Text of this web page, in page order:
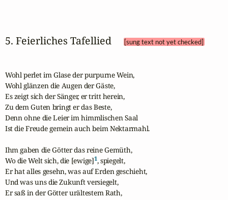
5. Feierliches Tafellied [sung text not yet checked]
Wohl perlet im Glase der purpurne Wein,
Wohl glänzen die Augen der Gäste,
Es zeigt sich der Sänger, er tritt herein,
Zu dem Guten bringt er das Beste,
Denn ohne die Leier im himmlischen Saal
Ist die Freude gemein auch beim Nektarmahl.
Ihm gaben die Götter das reine Gemüth,
Wo die Welt sich, die [ewige]1, spiegelt,
Er hat alles gesehn, was auf Erden geschieht,
Und was uns die Zukunft versiegelt,
Er saß in der Götter urältestem Rath,